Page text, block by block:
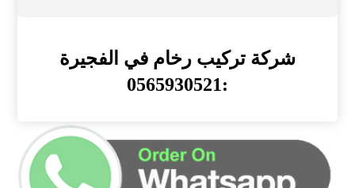
شركة تركيب رخام في الفجيرة
:0565930521